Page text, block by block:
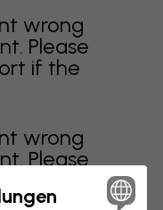
wrong
Please
if the
wrong
Please
if the